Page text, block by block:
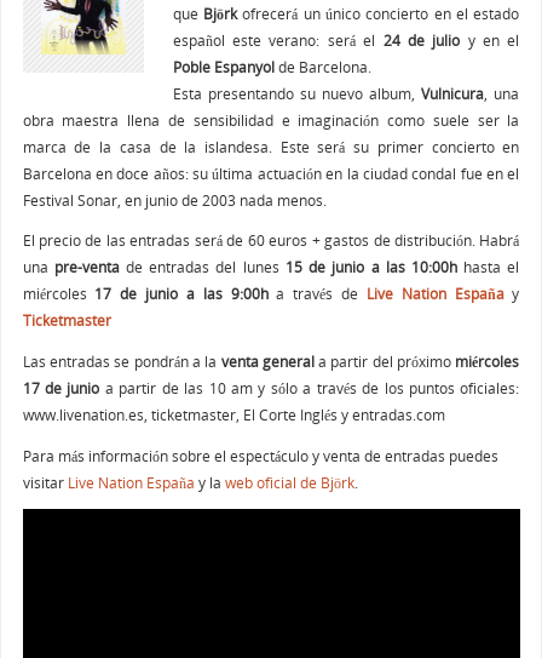
que Björkofrecerá un único concierto en el estado
español este verano: será el 24 de julio y en el
Poble Espanyolde Barcelona.
Esta presentando su nuevo album,Vulnicura , una
obra maestra llena de sensibilidad e imaginación como suele ser la
marca de la casa de la islandesa. Este será su primer concierto en
Barcelona en doce años: su última actuación en la ciudad condal fue en el
Festival Sonar, en junio de 2003 nada menos.
El precio de las entradas será de 60 euros + gastos de distribución. Habrá
una pre-ventade entradas del lunes 15 de junio a las 10:00h hasta el
miércoles 17 de junio a las 9:00ha través de Live Nation Españay
Ticketmaster
Las entradas se pondrán a la venta generala partir del próximo miércoles
17 de junio a partir de las 10 am y sólo a través de los puntos oficiales:
www.livenation.es, ticketmaster, El Corte Inglés y entradas.com
Para más información sobre el espectáculo y venta de entradas puedes
visitar Live Nation España y la web oficial de Björk.